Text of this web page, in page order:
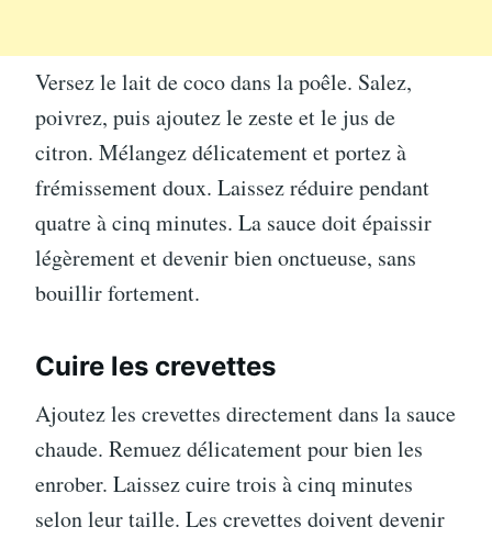
Versez le lait de coco dans la poêle. Salez,
poivrez, puis ajoutez le zeste et le jus de
citron. Mélangez délicatement et portez à
frémissement doux. Laissez réduire pendant
quatre à cinq minutes. La sauce doit épaissir
légèrement et devenir bien onctueuse, sans
bouillir fortement.
Cuire les crevettes
Ajoutez les crevettes directement dans la sauce
chaude. Remuez délicatement pour bien les
enrober. Laissez cuire trois à cinq minutes
selon leur taille. Les crevettes doivent devenir